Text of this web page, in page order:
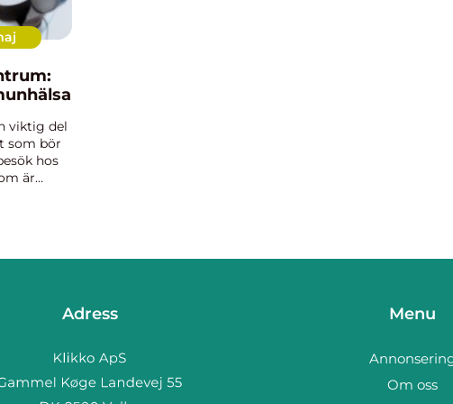
viktig del
som bör
hos
är
Adress Menu
Om oss